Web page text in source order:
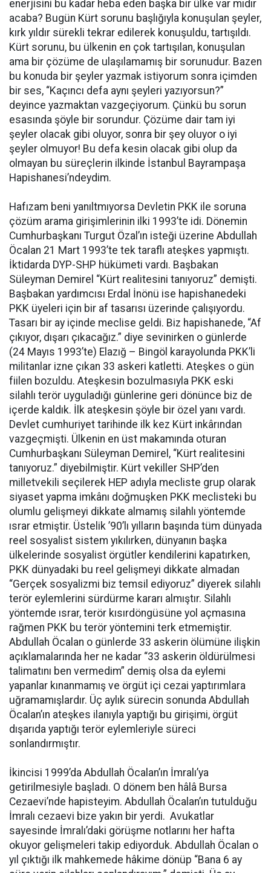
enerjisini bu kadar heba eden başka bir ülke var mıdır
acaba? Bugün Kürt sorunu başlığıyla konuşulan şeyler,
kırk yıldır sürekli tekrar edilerek konuşuldu, tartışıldı.
Kürt sorunu, bu ülkenin en çok tartışılan, konuşulan
ama bir çözüme de ulaşılamamış bir sorunudur. Bazen
bu konuda bir şeyler yazmak istiyorum sonra içimden
bir ses, “Kaçıncı defa aynı şeyleri yazıyorsun?”
deyince yazmaktan vazgeçiyorum. Çünkü bu sorun
esasında şöyle bir sorundur. Çözüme dair tam iyi
şeyler olacak gibi oluyor, sonra bir şey oluyor o iyi
şeyler olmuyor! Bu defa kesin olacak gibi olup da
olmayan bu süreçlerin ilkinde İstanbul Bayrampaşa
Hapishanesi’ndeydim.
Hafızam beni yanıltmıyorsa Devletin PKK ile soruna
çözüm arama girişimlerinin ilki 1993’te idi. Dönemin
Cumhurbaşkanı Turgut Özal’ın isteği üzerine Abdullah
Öcalan 21 Mart 1993’te tek taraflı ateşkes yapmıştı.
İktidarda DYP-SHP hükümeti vardı. Başbakan
Süleyman Demirel “Kürt realitesini tanıyoruz” demişti.
Başbakan yardımcısı Erdal İnönü ise hapishanedeki
PKK üyeleri için bir af tasarısı üzerinde çalışıyordu.
Tasarı bir ay içinde meclise geldi. Biz hapishanede, “Af
çıkıyor, dışarı çıkacağız.” diye sevinirken o günlerde
(24 Mayıs 1993’te) Elazığ – Bingöl karayolunda PKK’li
militanlar izne çıkan 33 askeri katletti. Ateşkes o gün
fiilen bozuldu. Ateşkesin bozulmasıyla PKK eski
silahlı terör uyguladığı günlerine geri dönünce biz de
içerde kaldık. İlk ateşkesin şöyle bir özel yanı vardı.
Devlet cumhuriyet tarihinde ilk kez Kürt inkârından
vazgeçmişti. Ülkenin en üst makamında oturan
Cumhurbaşkanı Süleyman Demirel, “Kürt realitesini
tanıyoruz.” diyebilmiştir. Kürt vekiller SHP’den
milletvekili seçilerek HEP adıyla mecliste grup olarak
siyaset yapma imkânı doğmuşken PKK meclisteki bu
olumlu gelişmeyi dikkate almamış silahlı yöntemde
ısrar etmiştir. Üstelik ’90’lı yılların başında tüm dünyada
reel sosyalist sistem yıkılırken, dünyanın başka
ülkelerinde sosyalist örgütler kendilerini kapatırken,
PKK dünyadaki bu reel gelişmeyi dikkate almadan
“Gerçek sosyalizmi biz temsil ediyoruz” diyerek silahlı
terör eylemlerini sürdürme kararı almıştır. Silahlı
yöntemde ısrar, terör kısırdöngüsüne yol açmasına
rağmen PKK bu terör yöntemini terk etmemiştir.
Abdullah Öcalan o günlerde 33 askerin ölümüne ilişkin
açıklamalarında her ne kadar “33 askerin öldürülmesi
talimatını ben vermedim” demiş olsa da eylemi
yapanlar kınanmamış ve örgüt içi cezai yaptırımlara
uğramamışlardır. Üç aylık sürecin sonunda Abdullah
Öcalan’ın ateşkes ilanıyla yaptığı bu girişimi, örgüt
dışarıda yaptığı terör eylemleriyle süreci
sonlandırmıştır.
İkincisi 1999’da Abdullah Öcalan’ın İmralı’ya
getirilmesiyle başladı. O dönem ben hâlâ Bursa
Cezaevi’nde hapisteyim. Abdullah Öcalan’ın tutulduğu
İmralı cezaevi bize yakın bir yerdi. Avukatlar
sayesinde İmralı’daki görüşme notlarını her hafta
okuyor gelişmeleri takip ediyorduk. Abdullah Öcalan o
yıl çıktığı ilk mahkemede hâkime dönüp “Bana 6 ay